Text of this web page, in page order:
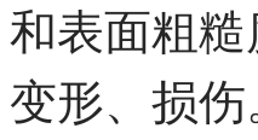
和表面粗
变形、损